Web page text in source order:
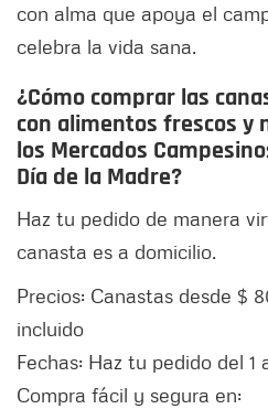
con alma que apoya el
celebra la vida sana.
¿Cómo comprar las
con alimentos frescos y
los Mercados
Día de la Madre?
Haz tu pedido de manera
canasta es a domicilio.
Precios: Canastas desde $
incluido
Fechas: Haz tu pedido del 1
Compra fácil y segura en: